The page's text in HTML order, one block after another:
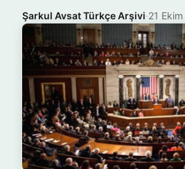
Şarkul Avsat Türkçe Arşivi·21